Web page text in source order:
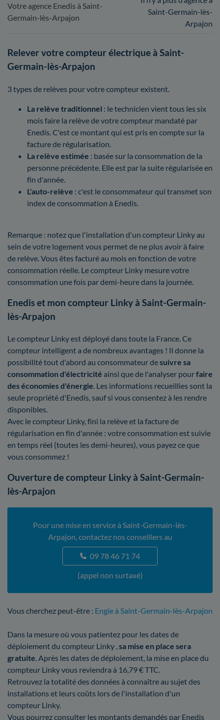
Votre agence Enedis à Saint-
Germain-lès-Arpajon
Saint-Germain-lès-
Arpajon
Relever votre compteur électrique à Saint-
Germain-lès-Arpajon
3 types de relèves pour votre compteur existent.
La relève traditionnel : le technicien vient tous les six
mois faire la relève de votre compteur mandaté par
Enedis. C'est ce montant qui est pris en compte sur la
facture de régularisation.
La relève estimée : basée sur la consommation de la
personne précédente. Elle est par la suite régularisée en
fin d'année.
L'auto-relève : c'est le consommateur qui transmet son
index de consommation à Enedis.
Remarque : notez que l'installation d'un compteur Linky au
sein de votre logement vous permet de ne plus avoir à faire
de relève. Vous êtes facturé au mois en fonction de votre
consommation réelle. Le compteur Linky mesure votre
consommation une fois par demi-heure dans la journée.
Enedis et mon compteur Linky à Saint-Germain-
lès-Arpajon
Le compteur Linky est déployé dans toute la France. Ce
compteur intelligent a de nombreux avantages ! Il donne la
possibilité tout d'abord au consommateur desuivre sa
consommation d'électricité ainsi que de l'analyser pourfaire
des économies d'énergie . Les informations recueillies sont la
seule propriété d'Enedis, sauf si vous consentez à les rendre
disponibles.
Avec le compteur Linky, fini la relève et la facture de
régularisation en fin d'année : votre consommation est suivie
en temps réel (toutes les demi-heures), vous payez ce que
vous consommez !
Ouverture de compteur Linky à Saint-Germain-
lès-Arpajon
Pour une mise en service à Saint-Germain-lès-
Arpajon, contactez nos conseillers au
09 78 46 71 74
(appel non surtaxé)
Vous cherchez peut-être : Engie à Saint-Germain-lès-Arpajon
Dans la mesure où vous patientez pour les dates de
déploiement du compteur Linky ,sa mise en place sera
gratuite. Après les dates de déploiement, la mise en place du
compteur Linky vous reviendra à 16,79 € TTC.
Retrouvez la totalité des données à connaître au sujet des
installations et leurs coûts lors de l'installation d'un
compteur Linky.
Vous pourrez consulter les montants demandés par Enedis